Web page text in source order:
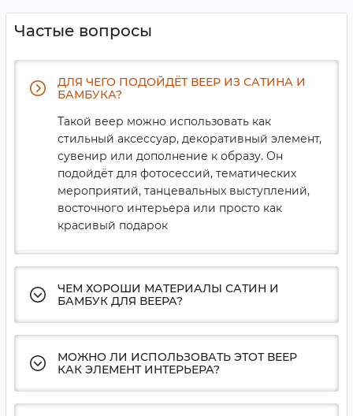
Частые вопросы
ДЛЯ ЧЕГО ПОДОЙДЁТ ВЕЕР ИЗ САТИНА И
БАМБУКА?
Такой веер можно использовать как
стильный аксессуар, декоративный элемент,
сувенир или дополнение к образу. Он
подойдёт для фотосессий, тематических
мероприятий, танцевальных выступлений,
восточного интерьера или просто как
красивый подарок
ЧЕМ ХОРОШИ МАТЕРИАЛЫ САТИН И
БАМБУК ДЛЯ ВЕЕРА?
МОЖНО ЛИ ИСПОЛЬЗОВАТЬ ЭТОТ ВЕЕР
КАК ЭЛЕМЕНТ ИНТЕРЬЕРА?